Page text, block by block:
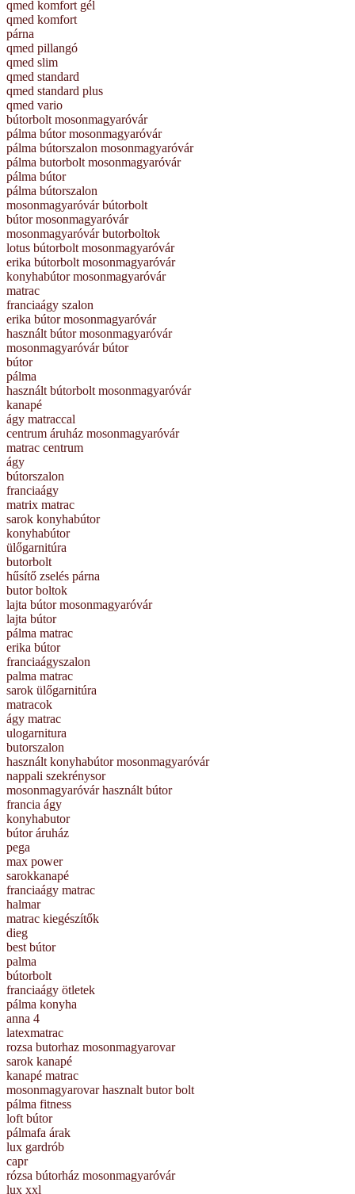
qmed komfort gél
qmed komfort
párna
qmed pillangó
qmed slim
qmed standard
qmed standard plus
qmed vario
bútorbolt mosonmagyaróvár
pálma bútor mosonmagyaróvár
pálma bútorszalon mosonmagyaróvár
pálma butorbolt mosonmagyaróvár
pálma bútor
pálma bútorszalon
mosonmagyaróvár bútorbolt
bútor mosonmagyaróvár
mosonmagyaróvár butorboltok
lotus bútorbolt mosonmagyaróvár
erika bútorbolt mosonmagyaróvár
konyhabútor mosonmagyaróvár
matrac
franciaágy szalon
erika bútor mosonmagyaróvár
használt bútor mosonmagyaróvár
mosonmagyaróvár bútor
bútor
pálma
használt bútorbolt mosonmagyaróvár
kanapé
ágy matraccal
centrum áruház mosonmagyaróvár
matrac centrum
ágy
bútorszalon
franciaágy
matrix matrac
sarok konyhabútor
konyhabútor
ülőgarnitúra
butorbolt
hűsítő zselés párna
butor boltok
lajta bútor mosonmagyaróvár
lajta bútor
pálma matrac
erika bútor
franciaágyszalon
palma matrac
sarok ülőgarnitúra
matracok
ágy matrac
ulogarnitura
butorszalon
használt konyhabútor mosonmagyaróvár
nappali szekrénysor
mosonmagyaróvár használt bútor
francia ágy
konyhabutor
bútor áruház
pega
max power
sarokkanapé
franciaágy matrac
halmar
matrac kiegészítők
dieg
best bútor
palma
bútorbolt
franciaágy ötletek
pálma konyha
anna 4
latexmatrac
rozsa butorhaz mosonmagyarovar
sarok kanapé
kanapé matrac
mosonmagyarovar hasznalt butor bolt
pálma fitness
loft bútor
pálmafa árak
lux gardrób
capr
rózsa bútorház mosonmagyaróvár
lux xxl